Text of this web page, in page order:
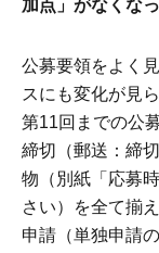
加点」がなくな
公募要領をよく
スにも変化が見ら
第11回までの公
締切（郵送：締
物（別紙「応募
さい）を全て揃
申請（単独申請